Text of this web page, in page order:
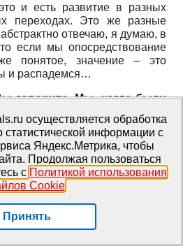
и есть развитие в разных
переходах. Это же разные
отвечаю, я думаю, в
если мы опосредствование
понятое, значение – это
и распадемся…
говорите. Мы, когда были
Выготского не то,
да, а вот...
разное.
в третьем номере за 2016
психология» статья…
осуществляется обработка
информации с
Яндекс.Метрика, чтобы
Продолжая пользоваться
с Политикой использования
Cookie.
Принять